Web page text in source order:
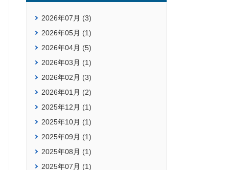
2026年07月 (3)
2026年05月 (1)
2026年04月 (5)
2026年03月 (1)
2026年02月 (3)
2026年01月 (2)
2025年12月 (1)
2025年10月 (1)
2025年09月 (1)
2025年08月 (1)
2025年07月 (1)